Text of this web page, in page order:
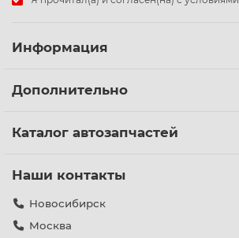
Информация
Дополнительно
Каталог автозапчастей
Наши контакты
Новосибирск
Москва